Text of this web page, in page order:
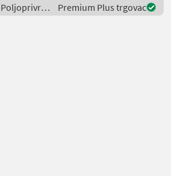
Poljoprivredni
motorni
Premium Plus trgovac